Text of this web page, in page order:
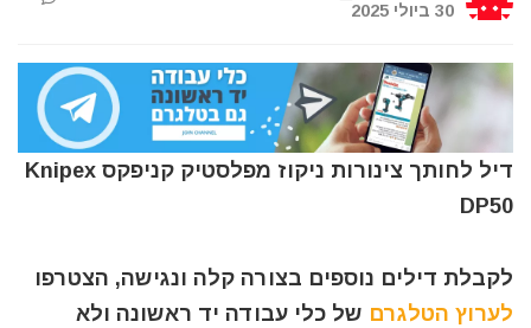
30 ביולי 2025
דיל לחותך צינורות ניקוז מפלסטיק קניפקס Knipex
DP50
לקבלת דילים נוספים בצורה קלה ונגישה, הצטרפו
לערוץ הטלגרם של כלי עבודה יד ראשונה ולא